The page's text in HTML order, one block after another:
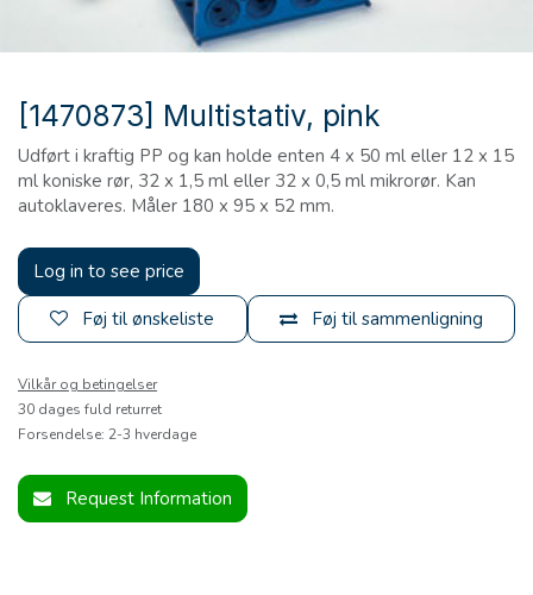
[1470873] Multistativ, pink
Udført i kraftig PP og kan holde enten 4 x 50 ml eller 12 x 15
ml koniske rør, 32 x 1,5 ml eller 32 x 0,5 ml mikrorør. Kan
autoklaveres. Måler 180 x 95 x 52 mm.
Log in to see price
Føj til sammenligning
Føj til ønskeliste
Vilkår og betingelser
30 dages fuld returret
Forsendelse: 2-3 hverdage
Request Information